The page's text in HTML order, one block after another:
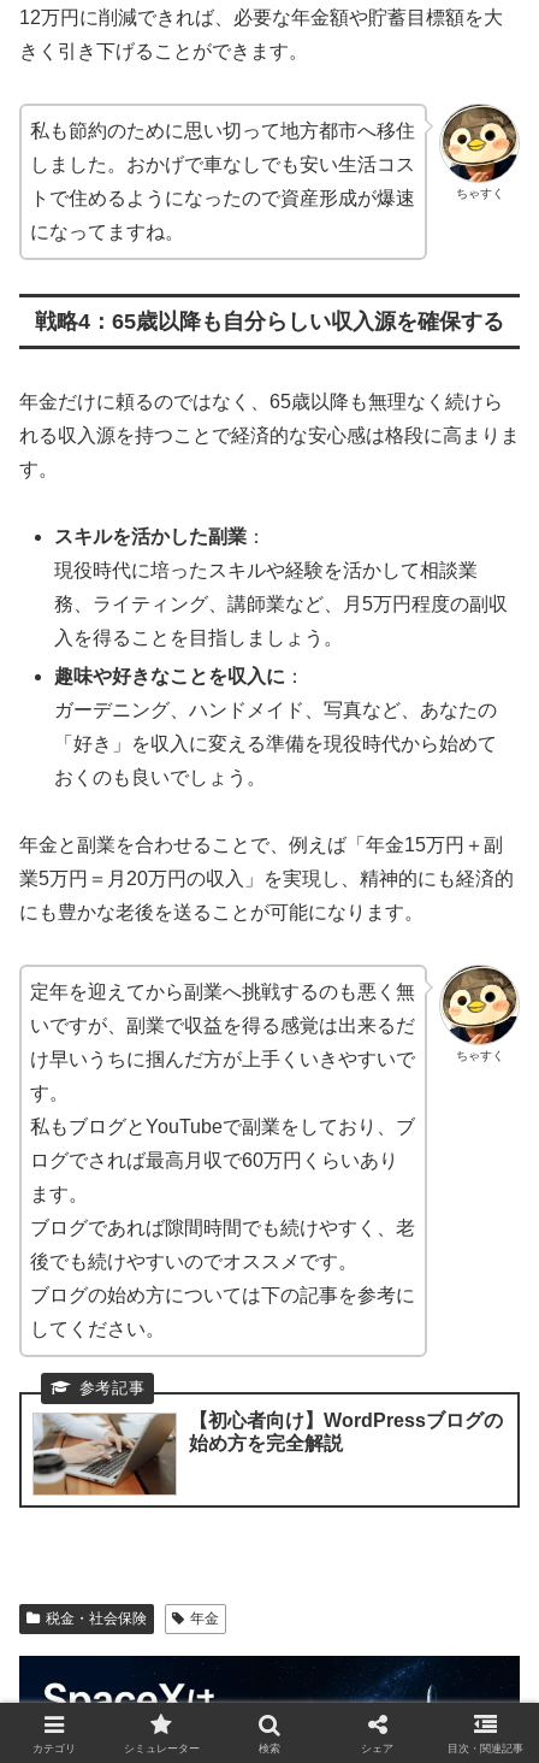
12万円に削減できれば、必要な年金額や貯蓄目標額を大
きく引き下げることができます。
ちゃすく
私も節約のために思い切って地方都市へ移住
しました。おかげで車なしでも安い生活コス
トで住めるようになったので資産形成が爆速
になってますね。
戦略4：65歳以降も自分らしい収入源を確保する
年金だけに頼るのではなく、65歳以降も無理なく続けら
れる収入源を持つことで経済的な安心感は格段に高まりま
す。
スキルを活かした副業 ：
現役時代に培ったスキルや経験を活かして相談業
務、ライティング、講師業など、月5万円程度の副収
入を得ることを目指しましょう。
趣味や好きなことを収入に ：
ガーデニング、ハンドメイド、写真など、あなたの
「好き」を収入に変える準備を現役時代から始めて
おくのも良いでしょう。
年金と副業を合わせることで、例えば「年金15万円＋副
業5万円＝月20万円の収入」を実現し、精神的にも経済的
にも豊かな老後を送ることが可能になります。
ちゃすく
定年を迎えてから副業へ挑戦するのも悪く無
いですが、副業で収益を得る感覚は出来るだ
け早いうちに掴んだ方が上手くいきやすいで
す。
私もブログとYouTubeで副業をしており、ブ
ログでされば最高月収で60万円くらいあり
ます。
ブログであれば隙間時間でも続けやすく、老
後でも続けやすいのでオススメです。
ブログの始め方については下の記事を参考に
してください。
【初心者向け】WordPressブログの
始め方を完全解説
税金・社会保険 年金
カテゴリ シミュレーター 検索 シェア 目次・関連記事